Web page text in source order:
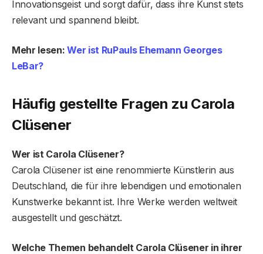
Innovationsgeist und sorgt dafür, dass ihre Kunst stets
relevant und spannend bleibt.
Mehr lesen:Wer ist RuPauls Ehemann Georges
LeBar?
Häufig gestellte Fragen zu Carola
Clüsener
Wer ist Carola Clüsener?
Carola Clüsener ist eine renommierte Künstlerin aus
Deutschland, die für ihre lebendigen und emotionalen
Kunstwerke bekannt ist. Ihre Werke werden weltweit
ausgestellt und geschätzt.
Welche Themen behandelt Carola Clüsener in ihrer